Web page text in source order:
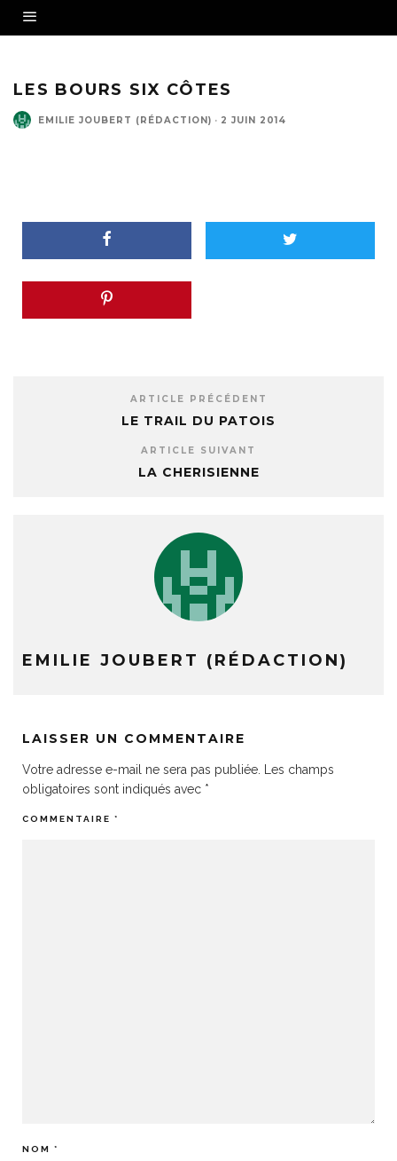
LES BOURS SIX CÔTES
EMILIE JOUBERT (RÉDACTION) · 2 JUIN 2014
ARTICLE PRÉCÉDENT
LE TRAIL DU PATOIS
ARTICLE SUIVANT
LA CHERISIENNE
EMILIE JOUBERT (RÉDACTION)
LAISSER UN COMMENTAIRE
Votre adresse e-mail ne sera pas publiée.
Les champs
obligatoires sont indiqués avec *
COMMENTAIRE *
NOM *